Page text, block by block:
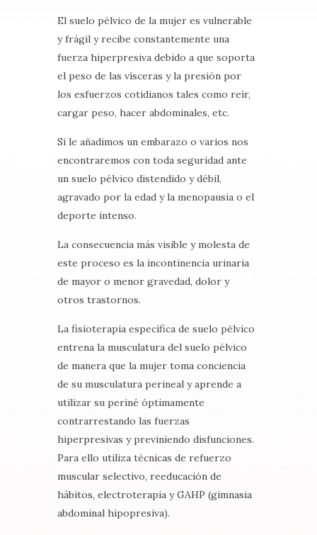
El suelo pélvico de la mujer es vulnerable
y frágil y recibe constantemente una
fuerza hiperpresiva debido a que soporta
el peso de las vísceras y la presión por
los esfuerzos cotidianos tales como reír,
cargar peso, hacer abdominales, etc.
Si le añadimos un embarazo o varios nos
encontraremos con toda seguridad ante
un suelo pélvico distendido y débil,
agravado por la edad y la menopausia o el
deporte intenso.
La consecuencia más visible y molesta de
este proceso es la incontinencia urinaria
de mayor o menor gravedad, dolor y
otros trastornos.
La fisioterapia específica de suelo pélvico
entrena la musculatura del suelo pélvico
de manera que la mujer toma conciencia
de su musculatura perineal y aprende a
utilizar su periné óptimamente
contrarrestando las fuerzas
hiperpresivas y previniendo disfunciones.
Para ello utiliza técnicas de refuerzo
muscular selectivo, reeducación de
hábitos, electroterapia y GAHP (gimnasia
abdominal hipopresiva).